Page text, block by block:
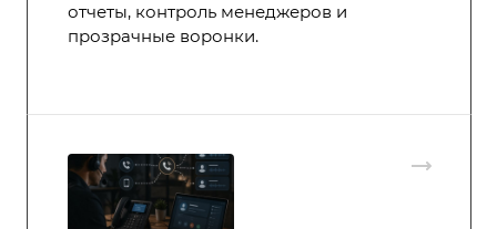
отчеты, контроль менеджеров и
прозрачные воронки.